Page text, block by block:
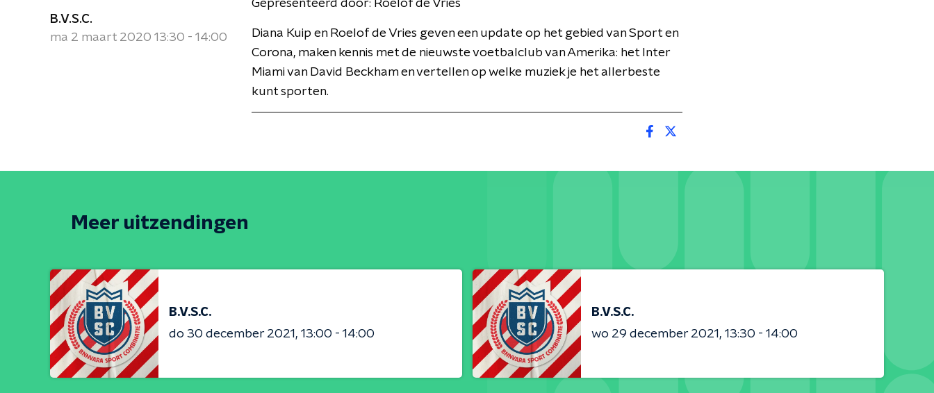
B.V.S.C.
ma 2 maart 2020 13:30 - 14:00
Gepresenteerd door: Roelof de Vries
Diana Kuip en Roelof de Vries geven een update op het gebied van Sport en
Corona, maken kennis met de nieuwste voetbalclub van Amerika: het Inter
Miami van David Beckham en vertellen op welke muziek je het allerbeste
kunt sporten.
Meer uitzendingen
B.V.S.C.
do 30 december 2021
13:00 - 14:00
B.V.S.C.
wo 29 december 2021
13:30 - 14:00